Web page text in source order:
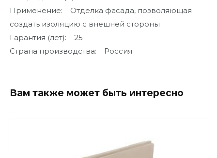
Применение: Отделка фасада, позволяющая
создать изоляцию с внешней стороны
Гарантия (лет): 25
Страна производства: Россия
Вам также может быть интересно